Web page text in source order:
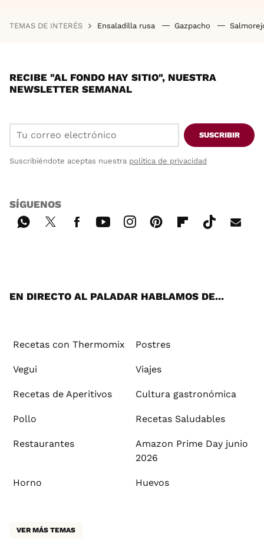
TEMAS DE INTERÉS Ensaladilla rusa Gazpacho
RECIBE "AL FONDO HAY SITIO", NUESTRA
NEWSLETTER SEMANAL
SUSCRIBIR
Suscribiéndote aceptas nuestra política de privacidad
SÍGUENOS
EN DIRECTO AL PALADAR HABLAMOS DE...
Recetas con Thermomix Postres
Vegui Viajes
Recetas de Aperitivos Cultura gastronómica
Pollo Recetas Saludables
Restaurantes
Amazon Prime Day junio
2026
Horno Huevos
VER MÁS TEMAS